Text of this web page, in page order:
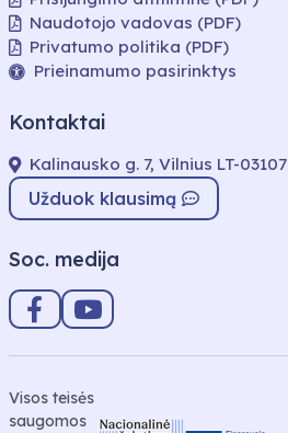
Naudotojo vadovas (PDF)
Privatumo politika (PDF)
Prieinamumo pasirinktys
Kontaktai
Kalinausko g. 7, Vilnius LT-03107
Užduok klausimą
Soc. medija
Visos teisės
saugomos